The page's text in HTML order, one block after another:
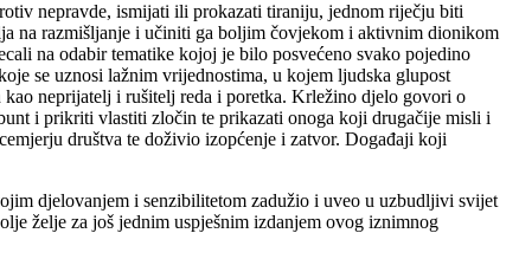
nepravde, ismijati ili prokazati tiraniju, jednom riječju biti
na razmišljanje i učiniti ga boljim čovjekom i aktivnim dionikom
na odabir tematike kojoj je bilo posvećeno svako pojedino
se uznosi lažnim vrijednostima, u kojem ljudska glupost
neprijatelj i rušitelj reda i poretka. Krležino djelo govori o
i prikriti vlastiti zločin te prikazati onoga koji drugačije misli i
društva te doživio izopćenje i zatvor. Događaji koji
djelovanjem i senzibilitetom zadužio i uveo u uzbudljivi svijet
želje za još jednim uspješnim izdanjem ovog iznimnog